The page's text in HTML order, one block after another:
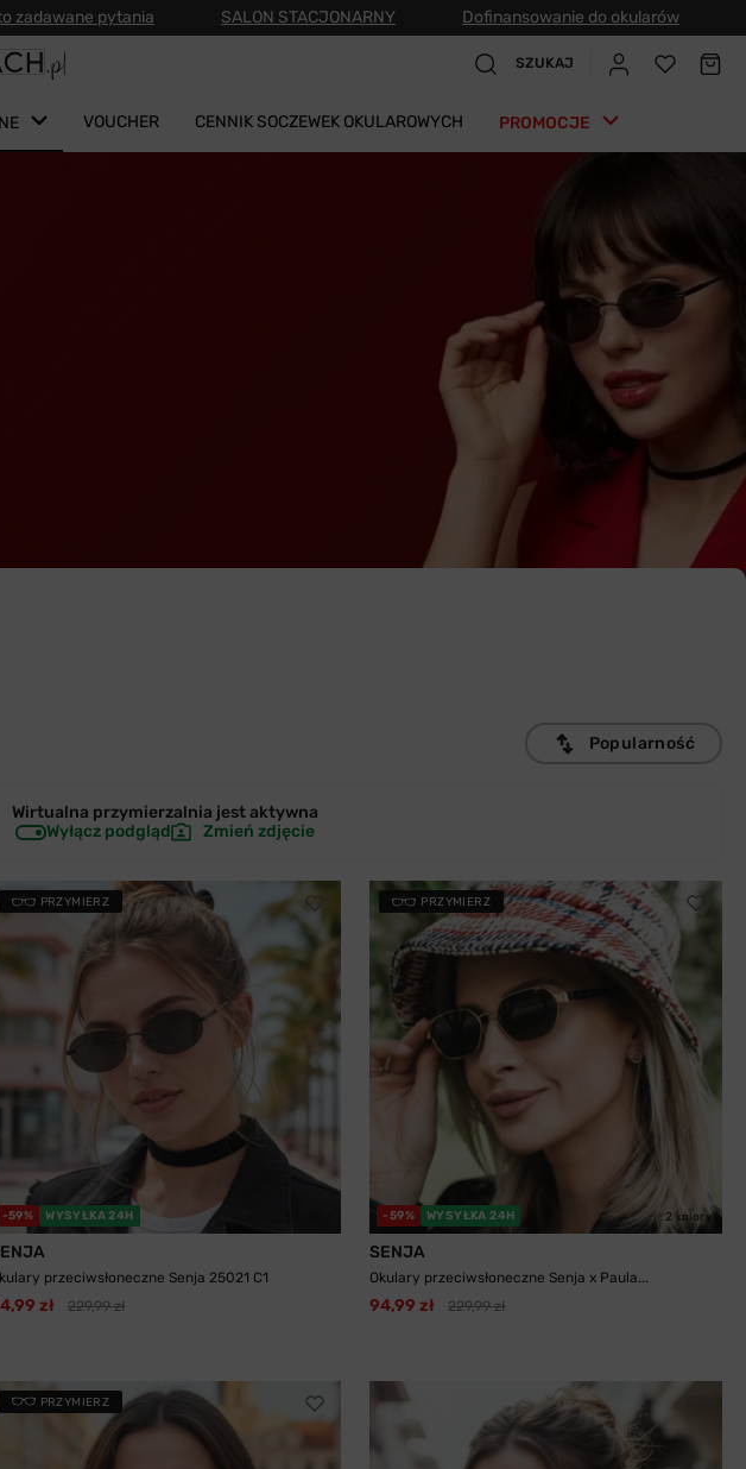
zadawane pytania SALON STACJONARNY Dofinansowanie do okularów
SZUKAJ
VOUCHER CENNIK SOCZEWEK OKULAROWYCH PROMOCJE
Popularność
Wirtualna przymierzalnia jestaktywna
Wyłącz podgląd
Zmień zdjęcie
PRZYMIERZ
-59% WYSYŁKA 24H
przeciwsłoneczne Senja 25021 C1
zł 229,99 zł
PRZYMIERZ
-59% WYSYŁKA 24H 2 kolory
SENJA
Okulary przeciwsłoneczne Senja x Paula...
94,99 zł 229,99 zł
PRZYMIERZ